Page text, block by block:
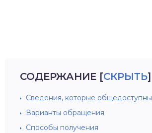
СОДЕРЖАНИЕ [СКРЫТЬ]
Сведения, которые общедоступны
Варианты обращения
Способы получения